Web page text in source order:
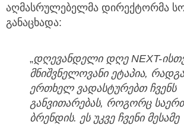
აღმასრულებელმა დირექტორმა
განაცხადა:
„დღევანდელი დღე NEXT-
მნიშვნელოვანი ეტაპია,
ერთხელ ვადასტურებთ ჩვენს
განვითარებას, როგორც
ბრენდის. ეს უკვე ჩვენი მესამე